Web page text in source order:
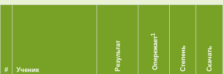
# Ученик Результат Опережает
1
Степень Скачать